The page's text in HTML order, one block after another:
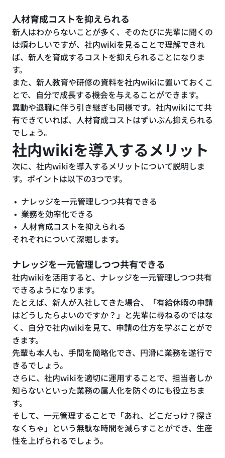
人材育成コストを抑えられる
新人はわからないことが多く、そのたびに先輩に聞くの
は煩わしいですが、社内wikiを見ることで理解できれ
ば、新人を育成するコストを抑えられることになりま
す。
また、新人教育や研修の資料を社内wikiに置いておくこ
とで、自分で成長する機会を与えることができます。
異動や退職に伴う引き継ぎも同様です。社内wikiにて共
有できていれば、人材育成コストはずいぶん抑えられる
でしょう。
社内wikiを導入するメリット
次に、社内wikiを導入するメリットについて説明しま
す。ポイントは以下の3つです。
ナレッジを一元管理しつつ共有できる
業務を効率化できる
人材育成コストを抑えられる
それぞれについて深堀します。
ナレッジを一元管理しつつ共有できる
社内wikiを活用すると、ナレッジを一元管理しつつ共有
できるようになります。
たとえば、新人が入社してきた場合、「有給休暇の申請
はどうしたらよいのですか？」と先輩に尋ねるのではな
く、自分で社内wikiを見て、申請の仕方を学ぶことがで
きます。
先輩も本人も、手間を簡略化でき、円滑に業務を遂行で
きるでしょう。
さらに、社内wikiを適切に運用することで、担当者しか
知らないといった業務の属人化を防ぐのにも役立ちま
す。
そして、一元管理することで「あれ、どこだっけ？探さ
なくちゃ」という無駄な時間を減らすことができ、生産
性を上げられるでしょう。